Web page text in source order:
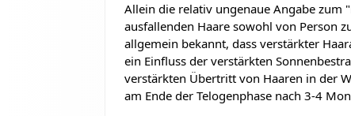
Allein die relativ ungenaue Angabe zum
ausfallenden Haare sowohl von Person
allgemein bekannt, dass verstärkter
ein Einfluss der verstärkten
verstärkten Übertritt von Haaren in der
am Ende der Telogenphase nach 3-4